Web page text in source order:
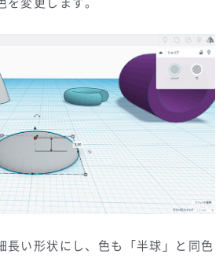
長い形状にし、色も「半球」と同色